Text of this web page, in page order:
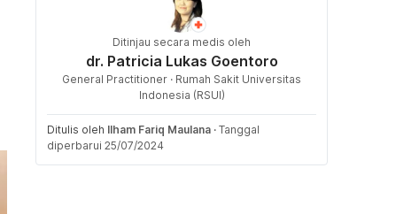
Ditinjau secara medis oleh
dr. Patricia Lukas Goentoro
General Practitioner · Rumah Sakit Universitas
Indonesia (RSUI)
Ditulis oleh Ilham Fariq Maulana · Tanggal
diperbarui 25/07/2024